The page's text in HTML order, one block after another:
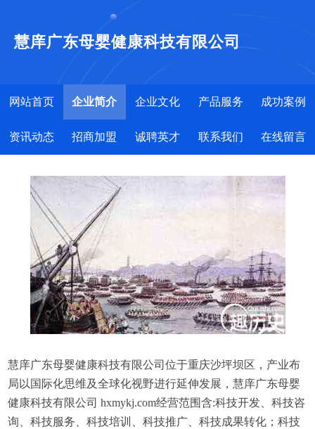
慧庠广东母婴健康科技有限公司
网站首页 企业简介 企业文化 产品服务 成功案例
资讯动态 招商加盟 诚聘英才 联系我们 在线留言
慧庠广东母婴健康科技有限公司位于重庆沙坪坝区，产业布
局以国际化思维及全球化视野进行延伸发展，慧庠广东母婴
健康科技有限公司 hxmykj.com经营范围含:科技开发、科技咨
询、科技服务、科技培训、科技推广、科技成果转化；科技